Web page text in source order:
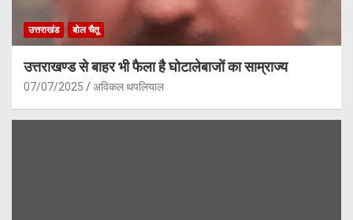
उत्तराखंड बोल चैतू
उत्तराखण्ड से बाहर भी फैला है घोटालेबाजों का साम्राज्य
07/07/2025 अविकल थपलियाल